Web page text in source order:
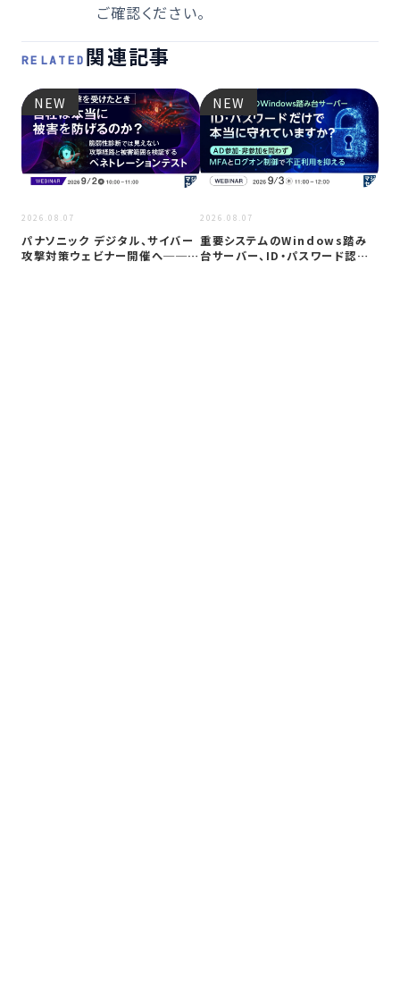
ご確認ください。
RELATED 関連記事
NEW
2026.08.07
パナソニック デジタル、サイバー
攻撃対策ウェビナー開催へ──自
NEW
2026.08.07
重要システムのWindows踏み
台サーバー、ID・パスワード認証